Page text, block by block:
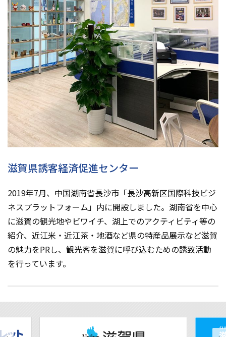
滋賀県誘客経済促進センター
2019年7月、中国湖南省長沙市「長沙高新区国際科技ビジ
ネスプラットフォーム」内に開設しました。湖南省を中心
に滋賀の観光地やビワイチ、湖上でのアクティビティ等の
紹介、近江米・近江茶・地酒など県の特産品展示など滋賀
の魅力をPRし、観光客を滋賀に呼び込むための誘致活動
を行っています。